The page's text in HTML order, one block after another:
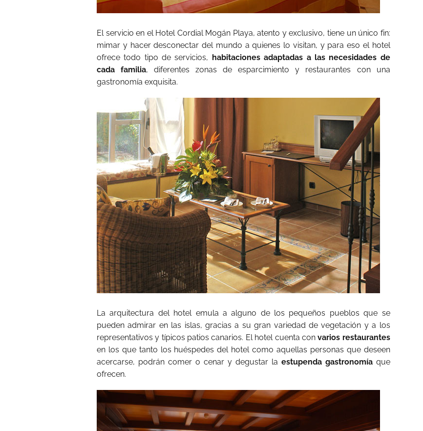
El servicio en el Hotel Cordial Mogán Playa, atento y exclusivo, tiene un único fin:
mimar y hacer desconectar del mundo a quienes lo visitan, y para eso el hotel
ofrece todo tipo de servicios, habitaciones adaptadas a las necesidades de
cada familia, diferentes zonas de esparcimiento y restaurantes con una
gastronomía exquisita.
La arquitectura del hotel emula a alguno de los pequeños pueblos que se
pueden admirar en las islas, gracias a su gran variedad de vegetación y a los
representativos y típicos patios canarios. El hotel cuenta convarios restaurantes
en los que tanto los huéspedes del hotel como aquellas personas que deseen
acercarse, podrán comer o cenar y degustar la estupenda gastronomíaque
ofrecen.